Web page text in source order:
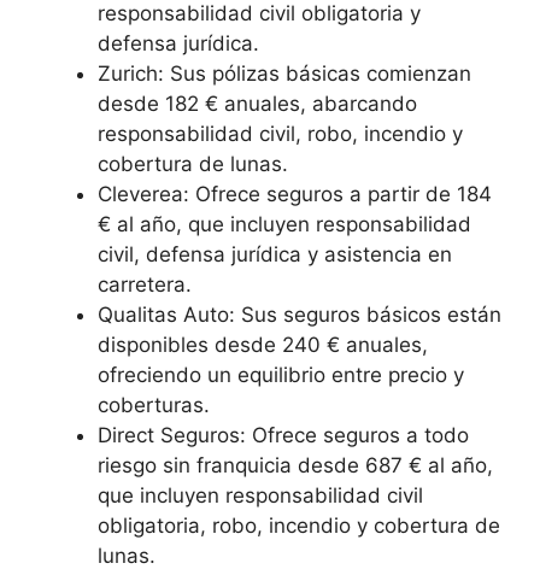
responsabilidad civil obligatoria y
defensa jurídica.
Zurich: Sus pólizas básicas comienzan
desde 182 € anuales, abarcando
responsabilidad civil, robo, incendio y
cobertura de lunas.
Cleverea: Ofrece seguros a partir de 184
€ al año, que incluyen responsabilidad
civil, defensa jurídica y asistencia en
carretera.
Qualitas Auto: Sus seguros básicos están
disponibles desde 240 € anuales,
ofreciendo un equilibrio entre precio y
coberturas.
Direct Seguros: Ofrece seguros a todo
riesgo sin franquicia desde 687 € al año,
que incluyen responsabilidad civil
obligatoria, robo, incendio y cobertura de
lunas.